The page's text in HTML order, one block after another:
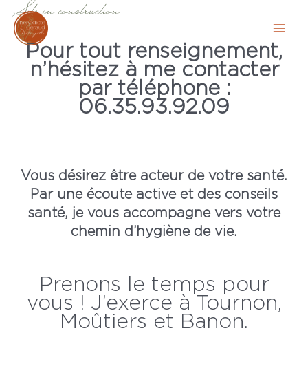
Aller
contenu
Main
Site en construction
Pour tout renseignement,
n’hésitez à me contacter
par téléphone :
06.35.93.92.09
Vous désirez être acteur de votre santé.
Par une écoute active et des conseils
santé, je vous accompagne vers votre
chemin d’hygiène de vie.
Prenons le temps pour
vous ! J’exerce à Tournon,
Moûtiers et Banon.